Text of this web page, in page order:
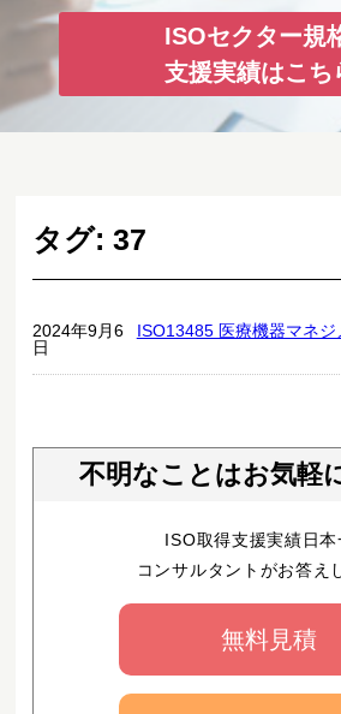
ISOセクター規
支援実績はこち
タグ: 37
2024年9月6
日
ISO13485 医療機器マネジ
不明なことはお気軽
ISO取得支援実績日本
コンサルタントがお答え
無料見積